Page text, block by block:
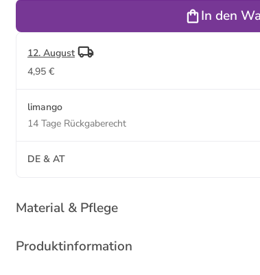
In den
12. August
4,95 €
limango
14 Tage Rückgaberecht
DE & AT
Material & Pflege
Produktinformation